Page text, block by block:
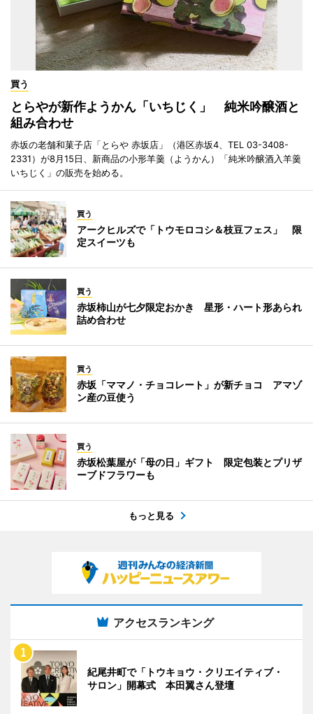
買う
とらやが新作ようかん「いちじく」 純米吟醸酒と
組み合わせ
赤坂の老舗和菓子店「とらや 赤坂店」（港区赤坂4、TEL 03-3408-
2331）が8月15日、新商品の小形羊羹（ようかん）「純米吟醸酒入羊羹
いちじく」の販売を始める。
買う
アークヒルズで「トウモロコシ＆枝豆フェス」 限
定スイーツも
買う
赤坂柿山が七夕限定おかき 星形・ハート形あられ
詰め合わせ
買う
赤坂「ママノ・チョコレート」が新チョコ アマゾ
ン産の豆使う
買う
赤坂松葉屋が「母の日」ギフト 限定包装とプリザ
ーブドフラワーも
もっと見る
アクセスランキング
紀尾井町で「トウキョウ・クリエイティブ・
サロン」開幕式 本田翼さん登壇